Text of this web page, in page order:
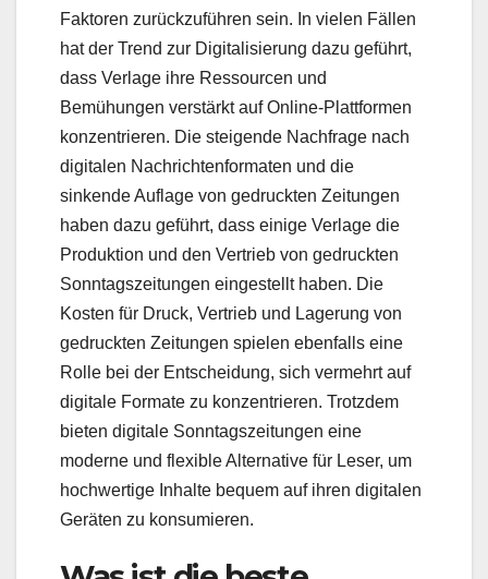
Faktoren zurückzuführen sein. In vielen Fällen
hat der Trend zur Digitalisierung dazu geführt,
dass Verlage ihre Ressourcen und
Bemühungen verstärkt auf Online-Plattformen
konzentrieren. Die steigende Nachfrage nach
digitalen Nachrichtenformaten und die
sinkende Auflage von gedruckten Zeitungen
haben dazu geführt, dass einige Verlage die
Produktion und den Vertrieb von gedruckten
Sonntagszeitungen eingestellt haben. Die
Kosten für Druck, Vertrieb und Lagerung von
gedruckten Zeitungen spielen ebenfalls eine
Rolle bei der Entscheidung, sich vermehrt auf
digitale Formate zu konzentrieren. Trotzdem
bieten digitale Sonntagszeitungen eine
moderne und flexible Alternative für Leser, um
hochwertige Inhalte bequem auf ihren digitalen
Geräten zu konsumieren.